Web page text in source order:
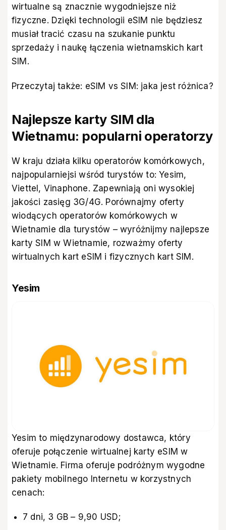
wirtualne są znacznie wygodniejsze niż
fizyczne. Dzięki technologii eSIM nie będziesz
musiał tracić czasu na szukanie punktu
sprzedaży i naukę łączenia wietnamskich kart
SIM.
Przeczytaj także: eSIM vs SIM: jaka jest różnica?
Najlepsze karty SIM dla
Wietnamu: popularni operatorzy
W kraju działa kilku operatorów komórkowych,
najpopularniejsi wśród turystów to: Yesim,
Viettel, Vinaphone. Zapewniają oni wysokiej
jakości zasięg 3G/4G. Porównajmy oferty
wiodących operatorów komórkowych w
Wietnamie dla turystów – wyróżnijmy najlepsze
karty SIM w Wietnamie, rozważmy oferty
wirtualnych kart eSIM i fizycznych kart SIM.
Yesim
Yesim to międzynarodowy dostawca, który
oferuje połączenie wirtualnej karty eSIM w
Wietnamie. Firma oferuje podróżnym wygodne
pakiety mobilnego Internetu w korzystnych
cenach:
7 dni, 3 GB – 9,90 USD;